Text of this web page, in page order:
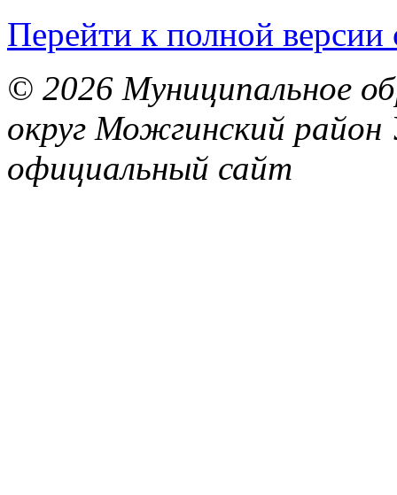
Перейти к полной версии
© 2026 Муниципальное
округ Можгинский район
официальный сайт